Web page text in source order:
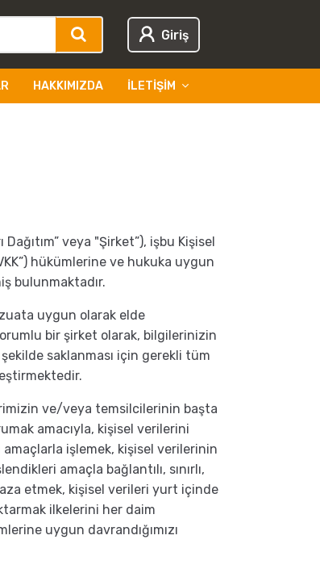
Giriş
HAKKIMIZDA İLETIŞIM
Dağıtım” veya "Şirket”), işbu Kişisel
hükümlerine ve hukuka uygun
bulunmaktadır.
uygun olarak elde
bir şirket olarak, bilgilerinizin
saklanması için gerekli tüm
ve/veya temsilcilerinin başta
amacıyla, kişisel verilerini
işlemek, kişisel verilerinin
amaçla bağlantılı, sınırlı,
etmek, kişisel verileri yurt içinde
ilkelerini her daim
uygun davrandığımızı